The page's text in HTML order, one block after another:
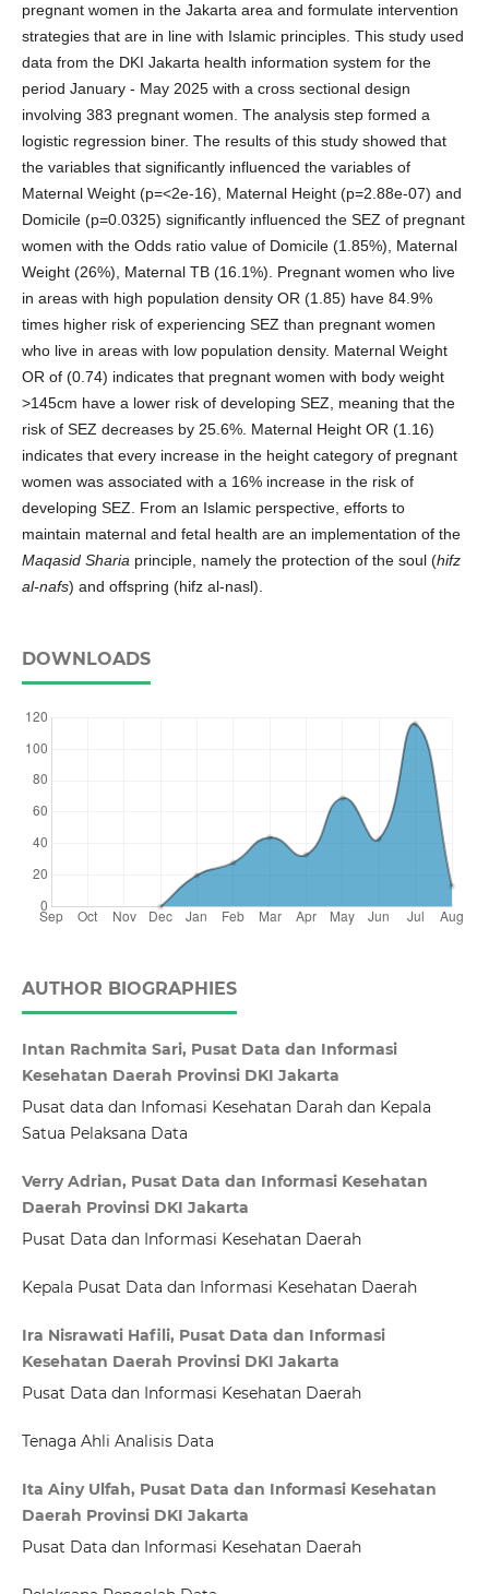
pregnant women in the Jakarta area and formulate intervention
strategies that are in line with Islamic principles. This study used
data from the DKI Jakarta health information system for the
period January - May 2025 with a cross sectional design
involving 383 pregnant women. The analysis step formed a
logistic regression biner. The results of this study showed that
the variables that significantly influenced the variables of
Maternal Weight (p=<2e-16), Maternal Height (p=2.88e-07) and
Domicile (p=0.0325) significantly influenced the SEZ of pregnant
women with the Odds ratio value of Domicile (1.85%), Maternal
Weight (26%), Maternal TB (16.1%). Pregnant women who live
in areas with high population density OR (1.85) have 84.9%
times higher risk of experiencing SEZ than pregnant women
who live in areas with low population density. Maternal Weight
OR of (0.74) indicates that pregnant women with body weight
>145cm have a lower risk of developing SEZ, meaning that the
risk of SEZ decreases by 25.6%. Maternal Height OR (1.16)
indicates that every increase in the height category of pregnant
women was associated with a 16% increase in the risk of
developing SEZ. From an Islamic perspective, efforts to
maintain maternal and fetal health are an implementation of the
Maqasid Sharia principle, namely the protection of the soul (hifz
al-nafs) and offspring (hifz al-nasl).
DOWNLOADS
AUTHOR BIOGRAPHIES
Intan Rachmita Sari, Pusat Data dan Informasi
Kesehatan Daerah Provinsi DKI Jakarta
Pusat data dan Infomasi Kesehatan Darah dan Kepala
Satua Pelaksana Data
Verry Adrian, Pusat Data dan Informasi Kesehatan
Daerah Provinsi DKI Jakarta
Pusat Data dan Informasi Kesehatan Daerah
Kepala Pusat Data dan Informasi Kesehatan Daerah
Ira Nisrawati Hafili, Pusat Data dan Informasi
Kesehatan Daerah Provinsi DKI Jakarta
Pusat Data dan Informasi Kesehatan Daerah
Tenaga Ahli Analisis Data
Ita Ainy Ulfah, Pusat Data dan Informasi Kesehatan
Daerah Provinsi DKI Jakarta
Pusat Data dan Informasi Kesehatan Daerah